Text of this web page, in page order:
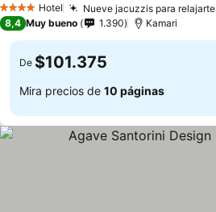
4 EstrellasHotel Nueve jacuzzis para relajarte
8,4 Muy bueno 1.390 Kamari
De $101.375
Mira precios de 10 páginas